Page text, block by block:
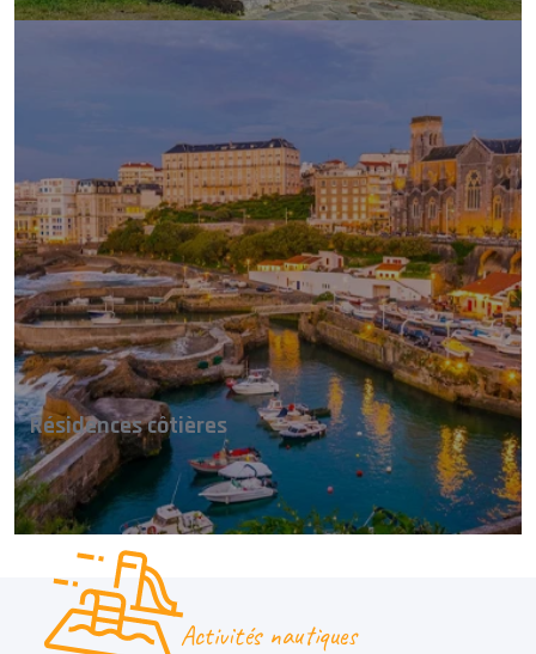
Résidences côtières
Activités nautiques